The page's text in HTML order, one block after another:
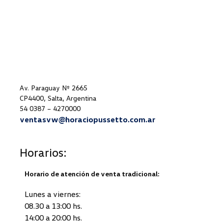
Av. Paraguay Nº 2665
CP4400, Salta, Argentina
54 0387 – 4270000
ventasvw@horaciopussetto.com.ar
Horarios:
Horario de atención de venta tradicional:
Lunes a viernes:
08.30 a 13:00 hs.
14:00 a 20:00 hs.